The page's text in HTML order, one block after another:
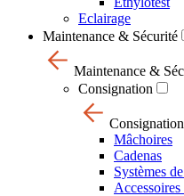
Eclairage
Maintenance & Sécurité
Maintenance &
Consignation
Consignation
Mâchoires
Cadenas
Systèmes
Accessoires